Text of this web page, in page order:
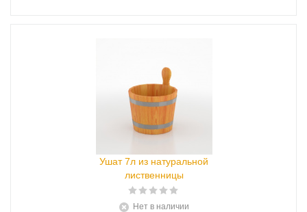
Ушат 7л из натуральной
лиственницы
Нет в наличии